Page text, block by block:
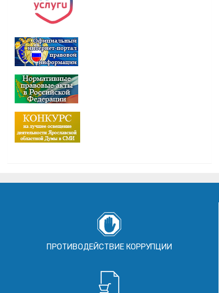
ПРОТИВОДЕЙСТВИЕ КОРРУПЦИИ